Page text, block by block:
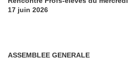
17 juin 2026
ASSEMBLEE GENERALE